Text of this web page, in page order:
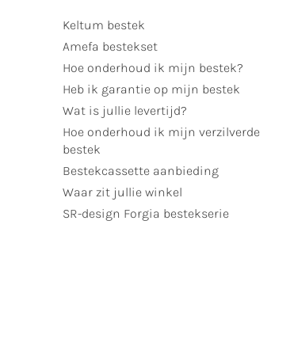
Keltum bestek
Amefa bestekset
Hoe onderhoud ik mijn bestek?
Heb ik garantie op mijn bestek
Wat is jullie levertijd?
Hoe onderhoud ik mijn verzilverde
bestek
Bestekcassette aanbieding
Waar zit jullie winkel
SR-design Forgia bestekserie